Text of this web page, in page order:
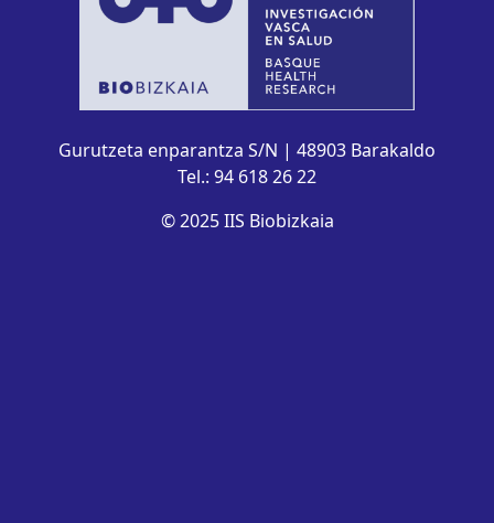
Gurutzeta enparantza S/N | 48903 Barakaldo
Tel.: 94 618 26 22
© 2025 IIS Biobizkaia